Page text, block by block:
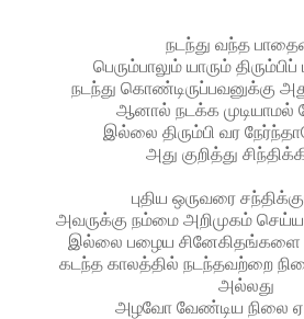
நடந்து வந்த
பெரும்பாலும் யாரும்
நடந்து கொண்டிருப்பவனுக்கு
ஆனால் நடக்க முடியாமல்
இல்லை திரும்பி வர
அது குறித்து
புதிய ஒருவரை
அவருக்கு நம்மை அறிமுகம் செய்ய
இல்லை பழைய சினேகிதங்களை
கடந்த காலத்தில் நடந்தவற்றை
அல்லது
அழவோ வேண்டிய நிலை